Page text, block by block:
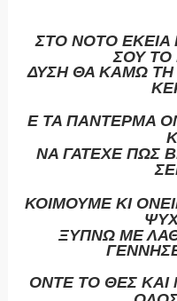
ΣΤΟ ΝΟΤΟ ΕΚΕΙΑ
ΣΟΥ ΤΟ
ΔΥΣΗ ΘΑ ΚΑΜΩ ΤΗ
Ε ΤΑ ΠΑΝΤΕΡΜΑ
ΝΑ ΓΑΤΕΧΕ ΠΩΣ
ΚΟΙΜΟΥΜΕ ΚΙ
ΞΥΠΝΩ ΜΕ
ΟΝΤΕ ΤΟ ΘΕΣ